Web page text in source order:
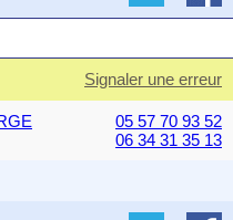
Signaler une erreur
05 57 70 93 52
06 34 31 35 13